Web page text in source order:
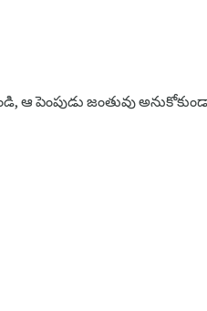
ఆ పెంపుడు జంతువు